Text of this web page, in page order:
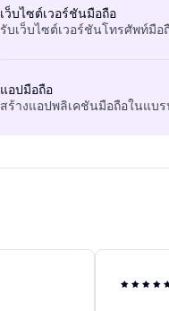
เว็บไซต์เวอร์ชันมือถือ
รับเว็บไซต์เวอร์ชันโทรศัพท์มื
แอปมือถือ
สร้างแอปพลิเคชันมือถือในแบ